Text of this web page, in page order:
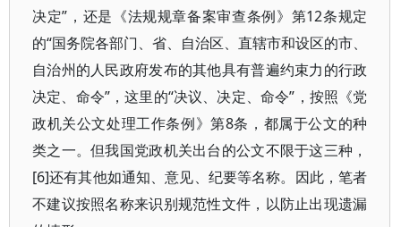
决定”，还是《法规规章备案审查条例》第12条规定
的“国务院各部门、省、自治区、直辖市和设区的市、
自治州的人民政府发布的其他具有普遍约束力的行政
决定、命令”，这里的“决议、决定、命令”，按照《党
政机关公文处理工作条例》第8条，都属于公文的种
类之一。但我国党政机关出台的公文不限于这三种，
[6]还有其他如通知、意见、纪要等名称。因此，笔者
不建议按照名称来识别规范性文件，以防止出现遗漏